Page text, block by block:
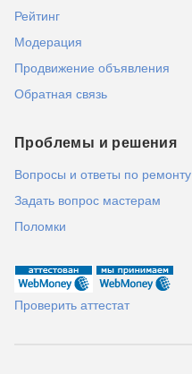
Рейтинг
Модерация
Продвижение объявления
Обратная связь
Проблемы и решения
Вопросы и ответы по ремонту
Задать вопрос мастерам
Поломки
Проверить аттестат